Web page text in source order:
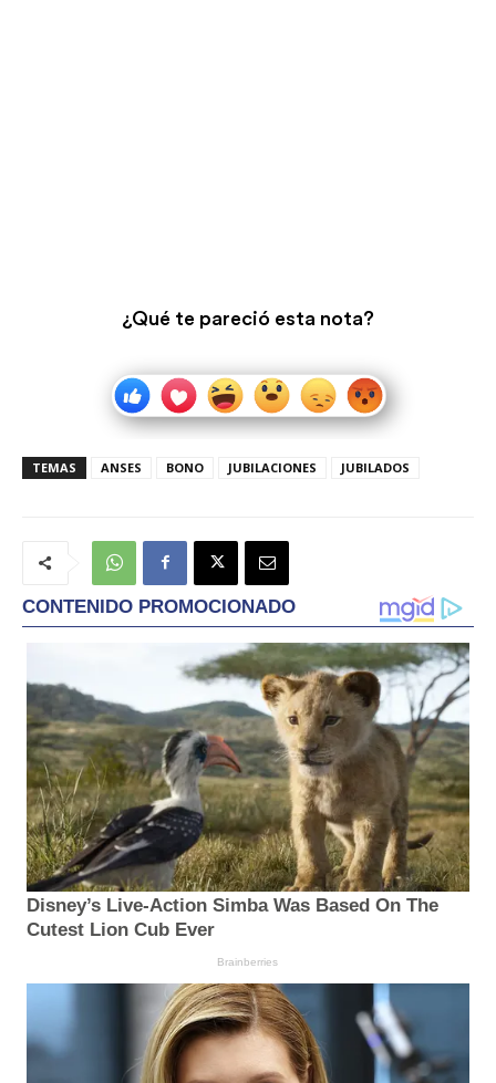
¿Qué te pareció esta nota?
TEMAS ANSES BONO JUBILACIONES JUBILADOS